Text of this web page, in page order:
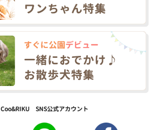
Coo&RIKU SNS公式アカウント